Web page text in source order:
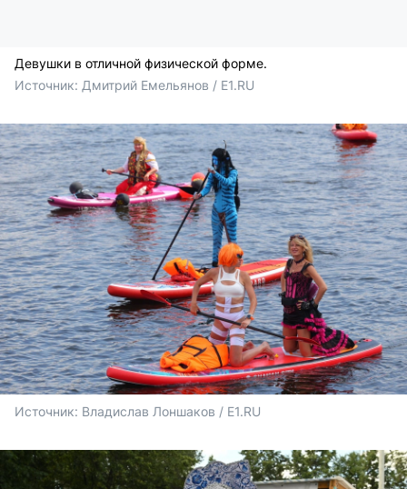
Девушки в отличной физической форме.
Источник: Дмитрий Емельянов / E1.RU
Источник: Владислав Лоншаков / E1.RU